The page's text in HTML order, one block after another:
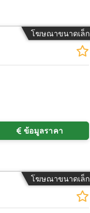
โฆษณาขนาดเล็ก
ข้อมูลราคา
โฆษณาขนาดเล็ก